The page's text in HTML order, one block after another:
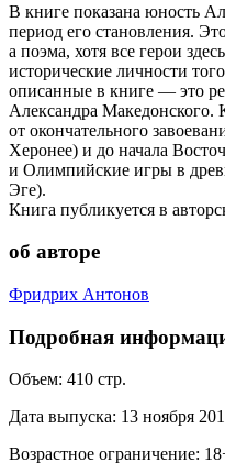
В книге показана юность
период его становления.
а поэма, хотя все герои
исторические личности
описанные в книге — это
Александра Македонского.
от окончательного
Херонее) и до начала
и Олимпийские игры в
Эге).
Книга публикуется в
об авторе
Фридрих Антонов
Подробная
Объем: 410 стр.
Дата выпуска: 13 ноября
Возрастное ограничение: 18